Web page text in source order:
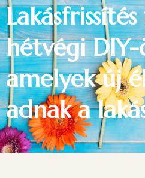
hétvégi
amelyek új
adnak a